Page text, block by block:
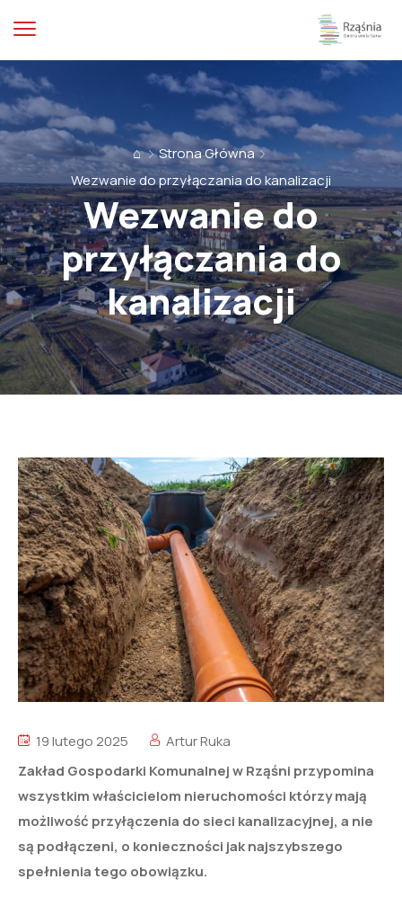
⌂
Strona Główna
Wezwanie do przyłączania do kanalizacji
Wezwanie do
przyłączania do
kanalizacji
19 lutego 2025
Artur Ruka
Zakład Gospodarki Komunalnej w Rząśni przypomina
wszystkim właścicielom nieruchomości którzy mają
możliwość przyłączenia do sieci kanalizacyjnej, a nie
są podłączeni, o konieczności jak najszybszego
spełnienia tego obowiązku.